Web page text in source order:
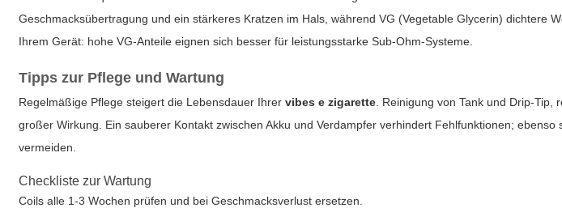
Geschmacksübertragung und ein stärkeres Kratzen im Hals, während VG (Vegetable Glycerin) dichtere
Ihrem Gerät: hohe VG-Anteile eignen sich besser für leistungsstarke Sub-Ohm-Systeme.
Tipps zur Pflege und Wartung
Regelmäßige Pflege steigert die Lebensdauer Ihrervibes e zigarette . Reinigung von Tank und Drip-
großer Wirkung. Ein sauberer Kontakt zwischen Akku und Verdampfer verhindert Fehlfunktionen;
vermeiden.
Checkliste zur Wartung
Coils alle 1-3 Wochen prüfen und bei Geschmacksverlust ersetzen.